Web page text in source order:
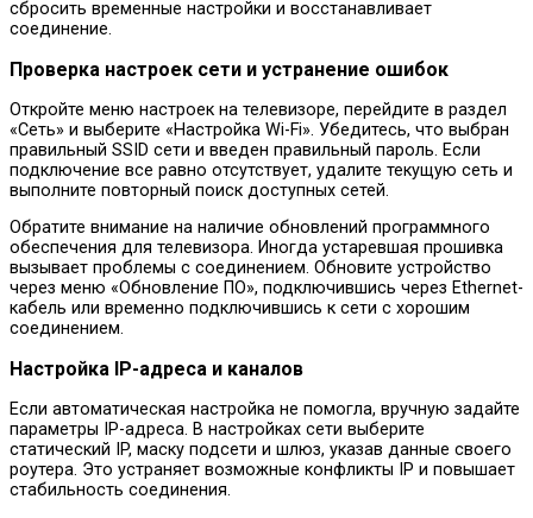
сбросить временные настройки и восстанавливает
соединение.
Проверка настроек сети и устранение ошибок
Откройте меню настроек на телевизоре, перейдите в раздел
«Сеть» и выберите «Настройка Wi-Fi». Убедитесь, что выбран
правильный SSID сети и введен правильный пароль. Если
подключение все равно отсутствует, удалите текущую сеть и
выполните повторный поиск доступных сетей.
Обратите внимание на наличие обновлений программного
обеспечения для телевизора. Иногда устаревшая прошивка
вызывает проблемы с соединением. Обновите устройство
через меню «Обновление ПО», подключившись через Ethernet-
кабель или временно подключившись к сети с хорошим
соединением.
Настройка IP-адреса и каналов
Если автоматическая настройка не помогла, вручную задайте
параметры IP-адреса. В настройках сети выберите
статический IP, маску подсети и шлюз, указав данные своего
роутера. Это устраняет возможные конфликты IP и повышает
стабильность соединения.